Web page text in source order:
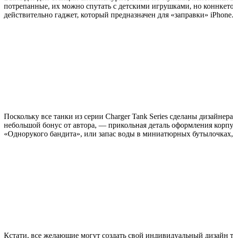
потрепанные, их можно спутать с детскими игрушками, но
действительно гаджет, который предназначен для «заправки» iPhone.
Поскольку все танки из серии Charger Tank Series сделаны
небольшой бонус от автора, — прикольная деталь оформления
«Однорукого бандита», или запас воды в миниатюрных
Кстати, все желающие могут создать свой индивидуальный дизайн